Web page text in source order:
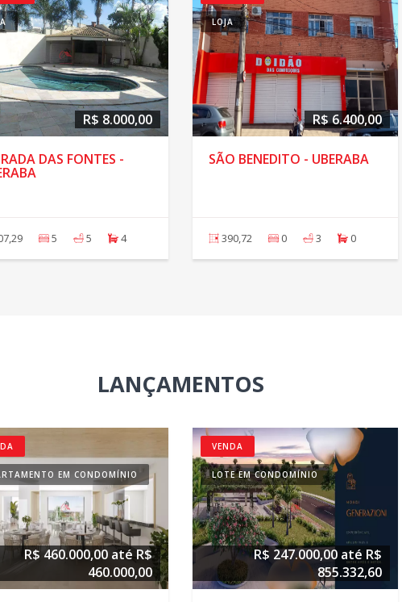
R$ 8.000,00
DAS FONTES -
5 5 4
LOJA
R$ 6.400,00
SÃO BENEDITO - UBERABA
390,72 0 3 0
LANÇAMENTOS
EM CONDOMÍNIO
R$ 460.000,00 até R$
460.000,00
VENDA
LOTE EM CONDOMÍNIO
R$ 247.000,00 até R$
855.332,60